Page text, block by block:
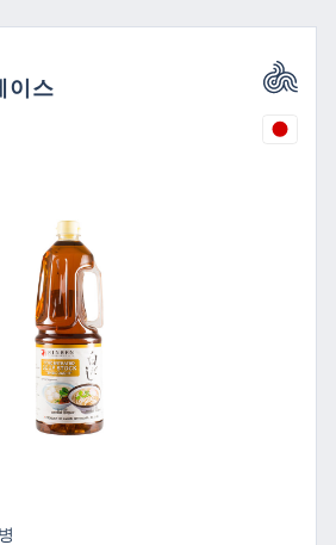
이스
는 값을 입력하거나 버튼
병